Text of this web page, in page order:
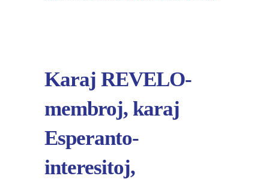
Karaj REVELO-
membroj, karaj
Esperanto-
interesitoj,